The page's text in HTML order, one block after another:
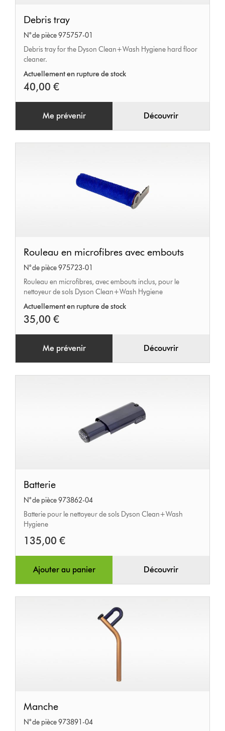
tray
Debris tray
N° de pièce 975757-01
Debris tray for the Dyson Clean+Wash Hygiene hard floor
cleaner.
Actuellement en rupture de stock
40,00 €
Me prévenir Découvrir
en
microfibres
avec
embouts
Rouleau en microfibres avec embouts
N° de pièce 975723-01
Rouleau en microfibres, avec embouts inclus, pour le
nettoyeur de sols Dyson Clean+Wash Hygiene
Actuellement en rupture de stock
35,00 €
Me prévenir Découvrir
Batterie
N° de pièce 973862-04
Batterie pour le nettoyeur de sols Dyson Clean+Wash
Hygiene
135,00 €
Ajouter au panier Découvrir
Manche
N° de pièce 973891-04